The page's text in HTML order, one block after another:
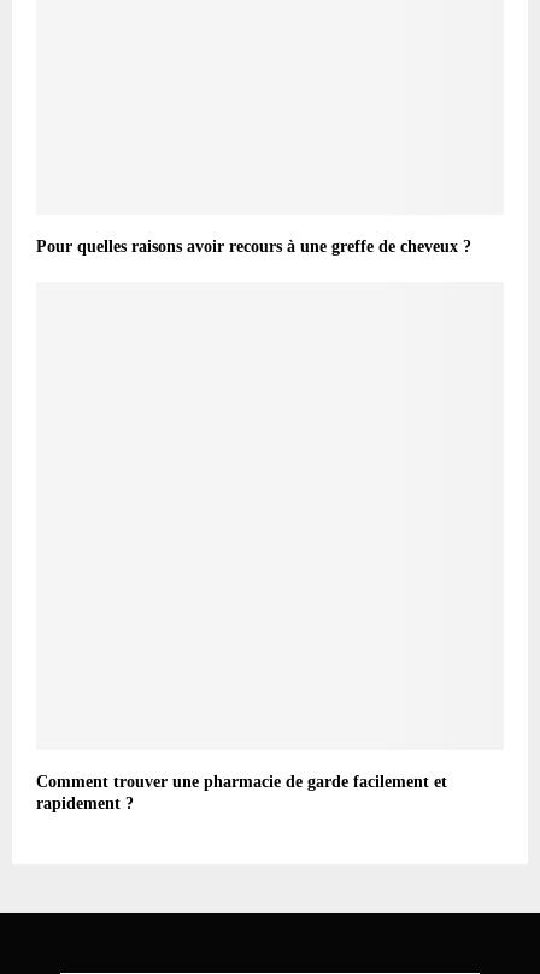
Pour quelles raisons avoir recours à une greffe de cheveux ?
Comment trouver une pharmacie de garde facilement et
rapidement ?